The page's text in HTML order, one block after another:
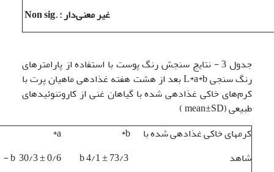
Non sig. : غیر معنی‌دار
جدول 3 - نتایج سنجش رنگ پوست با استفاده از پارامترهای
رنگ سنجی L*a*b بعد از هشت هفته غذادهی ماهیان پرت با
کرم‌های خاکی غذادهی شده با گیاهان غنی از کاروتنوئیدهای
طبیعی (mean±SD )
کرمهای خاکی غذادهی شده با
b*
a*
شاهد
b 30/3 ± 0/6 -